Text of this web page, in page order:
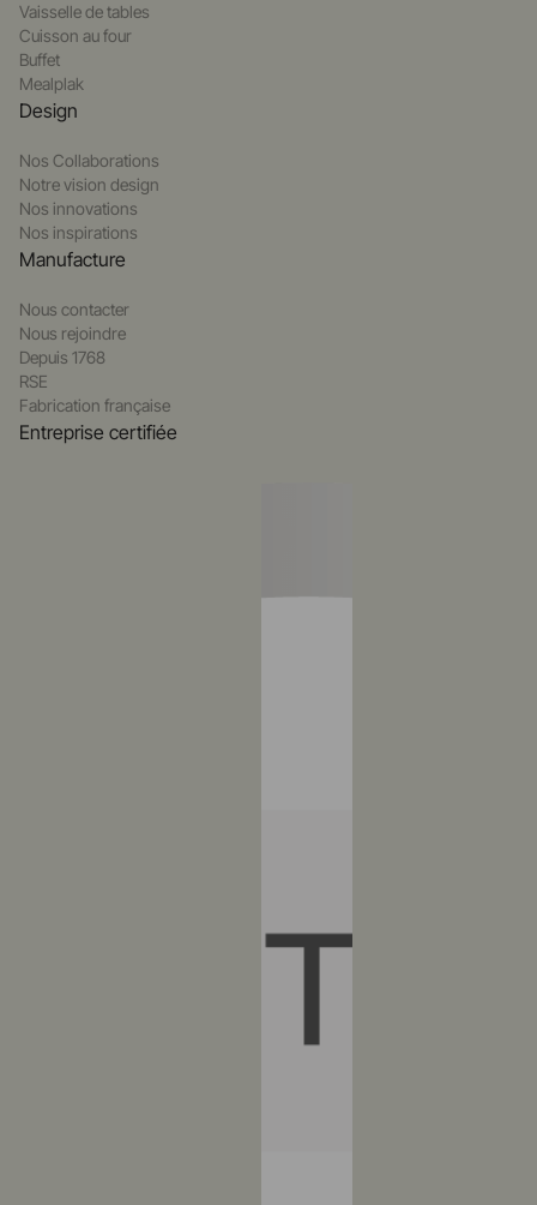
Vaisselle de tables
Cuisson au four
Buffet
Mealplak
Design
Nos Collaborations
Notre vision design
Nos innovations
Nos inspirations
Manufacture
Nous contacter
Nous rejoindre
Depuis 1768
RSE
Fabrication française
Entreprise certifiée